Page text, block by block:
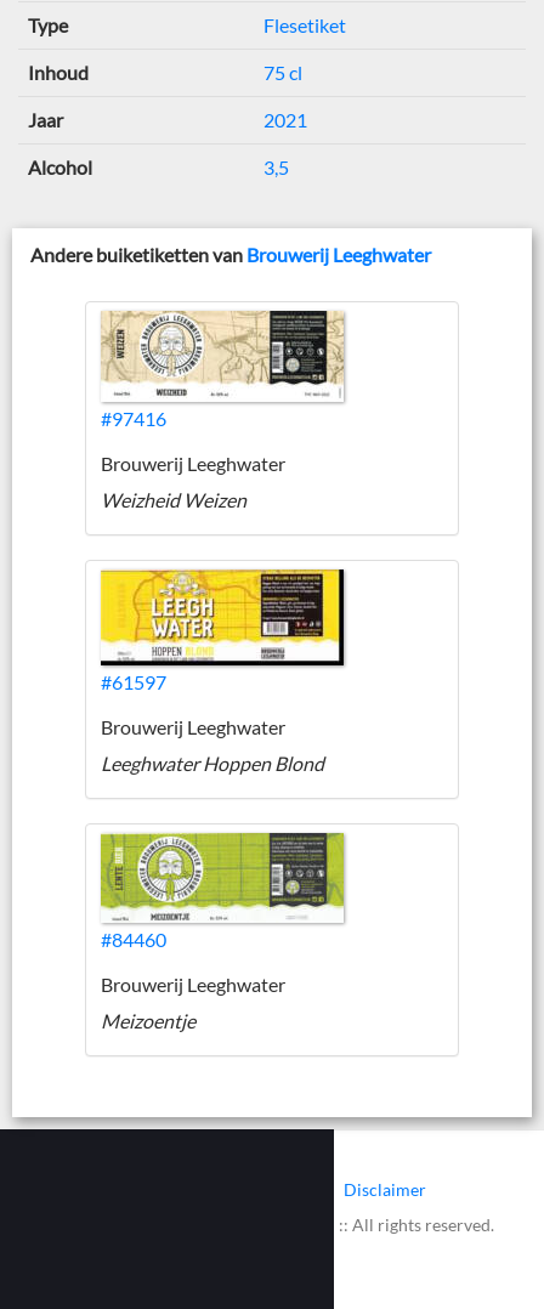
Type Flesetiket
Inhoud 75 cl
Jaar 2021
Alcohol 3,5
Andere buiketiketten van Brouwerij Leeghwater
#97416
Brouwerij Leeghwater
Weizheid Weizen
#61597
Brouwerij Leeghwater
Leeghwater Hoppen Blond
#84460
Brouwerij Leeghwater
Meizoentje
Disclaimer
© 2002 - 2026 :: www.bieretiketten.nl :: All rights reserved.